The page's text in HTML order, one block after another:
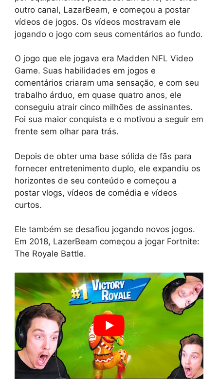
outro canal, LazarBeam, e começou a postar
vídeos de jogos. Os vídeos mostravam ele
jogando o jogo com seus comentários ao fundo.
O jogo que ele jogava era Madden NFL Video
Game. Suas habilidades em jogos e
comentários criaram uma sensação, e com seu
trabalho árduo, em quase quatro anos, ele
conseguiu atrair cinco milhões de assinantes.
Foi sua maior conquista e o motivou a seguir em
frente sem olhar para trás.
Depois de obter uma base sólida de fãs para
fornecer entretenimento duplo, ele expandiu os
horizontes de seu conteúdo e começou a
postar vlogs, vídeos de comédia e vídeos
curtos.
Ele também se desafiou jogando novos jogos.
Em 2018, LazerBeam começou a jogar Fortnite:
The Royale Battle.